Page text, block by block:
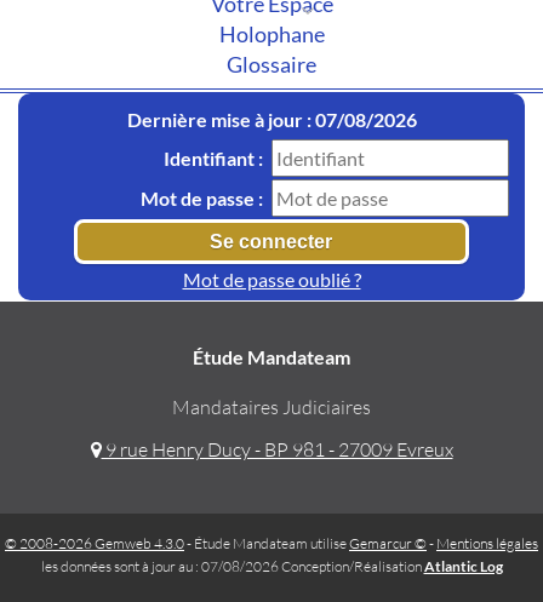
Holophane
Glossaire
Dernière mise à jour : 07/08/2026
Identifiant :
Mot de passe :
Mot de passe oublié ?
Étude Mandateam
Mandataires Judiciaires
9 rue Henry Ducy - BP 981 - 27009 Evreux
© 2008-2026 Gemweb 4.3.0- Étude Mandateam utiliseGemarcur © - Mentions légales
les données sont à jour au : 07/08/2026 Conception/RéalisationAtlantic Log